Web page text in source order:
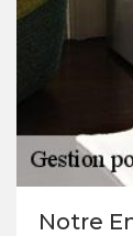
Notre